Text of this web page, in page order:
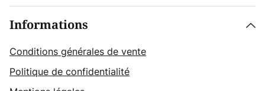
Informations
Conditions générales de vente
Politique de confidentialité